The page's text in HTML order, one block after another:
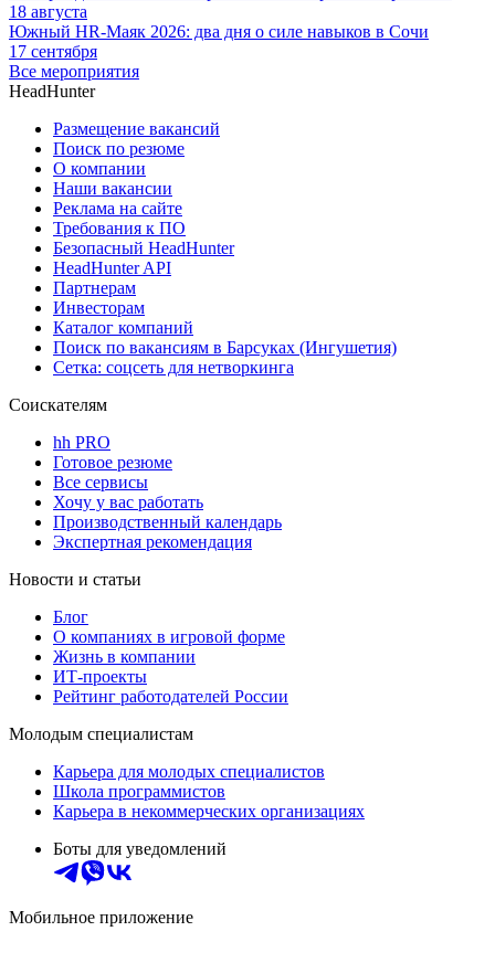
18 августа
Южный HR-Маяк 2026: два дня о силе навыков в Сочи
17 сентября
Все мероприятия
HeadHunter
Размещение вакансий
Поиск по резюме
О компании
Наши вакансии
Реклама на сайте
Требования к ПО
Безопасный HeadHunter
HeadHunter API
Партнерам
Инвесторам
Каталог компаний
Поиск по вакансиям в Барсуках (Ингушетия)
Сетка: соцсеть для нетворкинга
Соискателям
hh PRO
Готовое резюме
Все сервисы
Хочу у вас работать
Производственный календарь
Экспертная рекомендация
Новости и статьи
Блог
О компаниях в игровой форме
Жизнь в компании
ИТ-проекты
Рейтинг работодателей России
Молодым специалистам
Карьера для молодых специалистов
Школа программистов
Карьера в некоммерческих организациях
Боты для уведомлений
Мобильное приложение